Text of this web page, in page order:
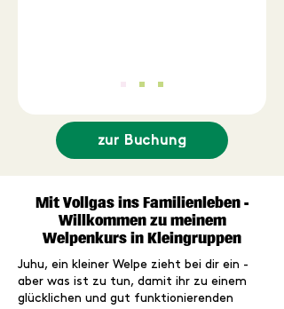
zur Buchung
Mit Vollgas ins Familienleben -
Willkommen zu meinem
Welpenkurs in Kleingruppen
Juhu, ein kleiner Welpe zieht bei dir ein -
aber was ist zu tun, damit ihr zu einem
glücklichen und gut funktionierenden